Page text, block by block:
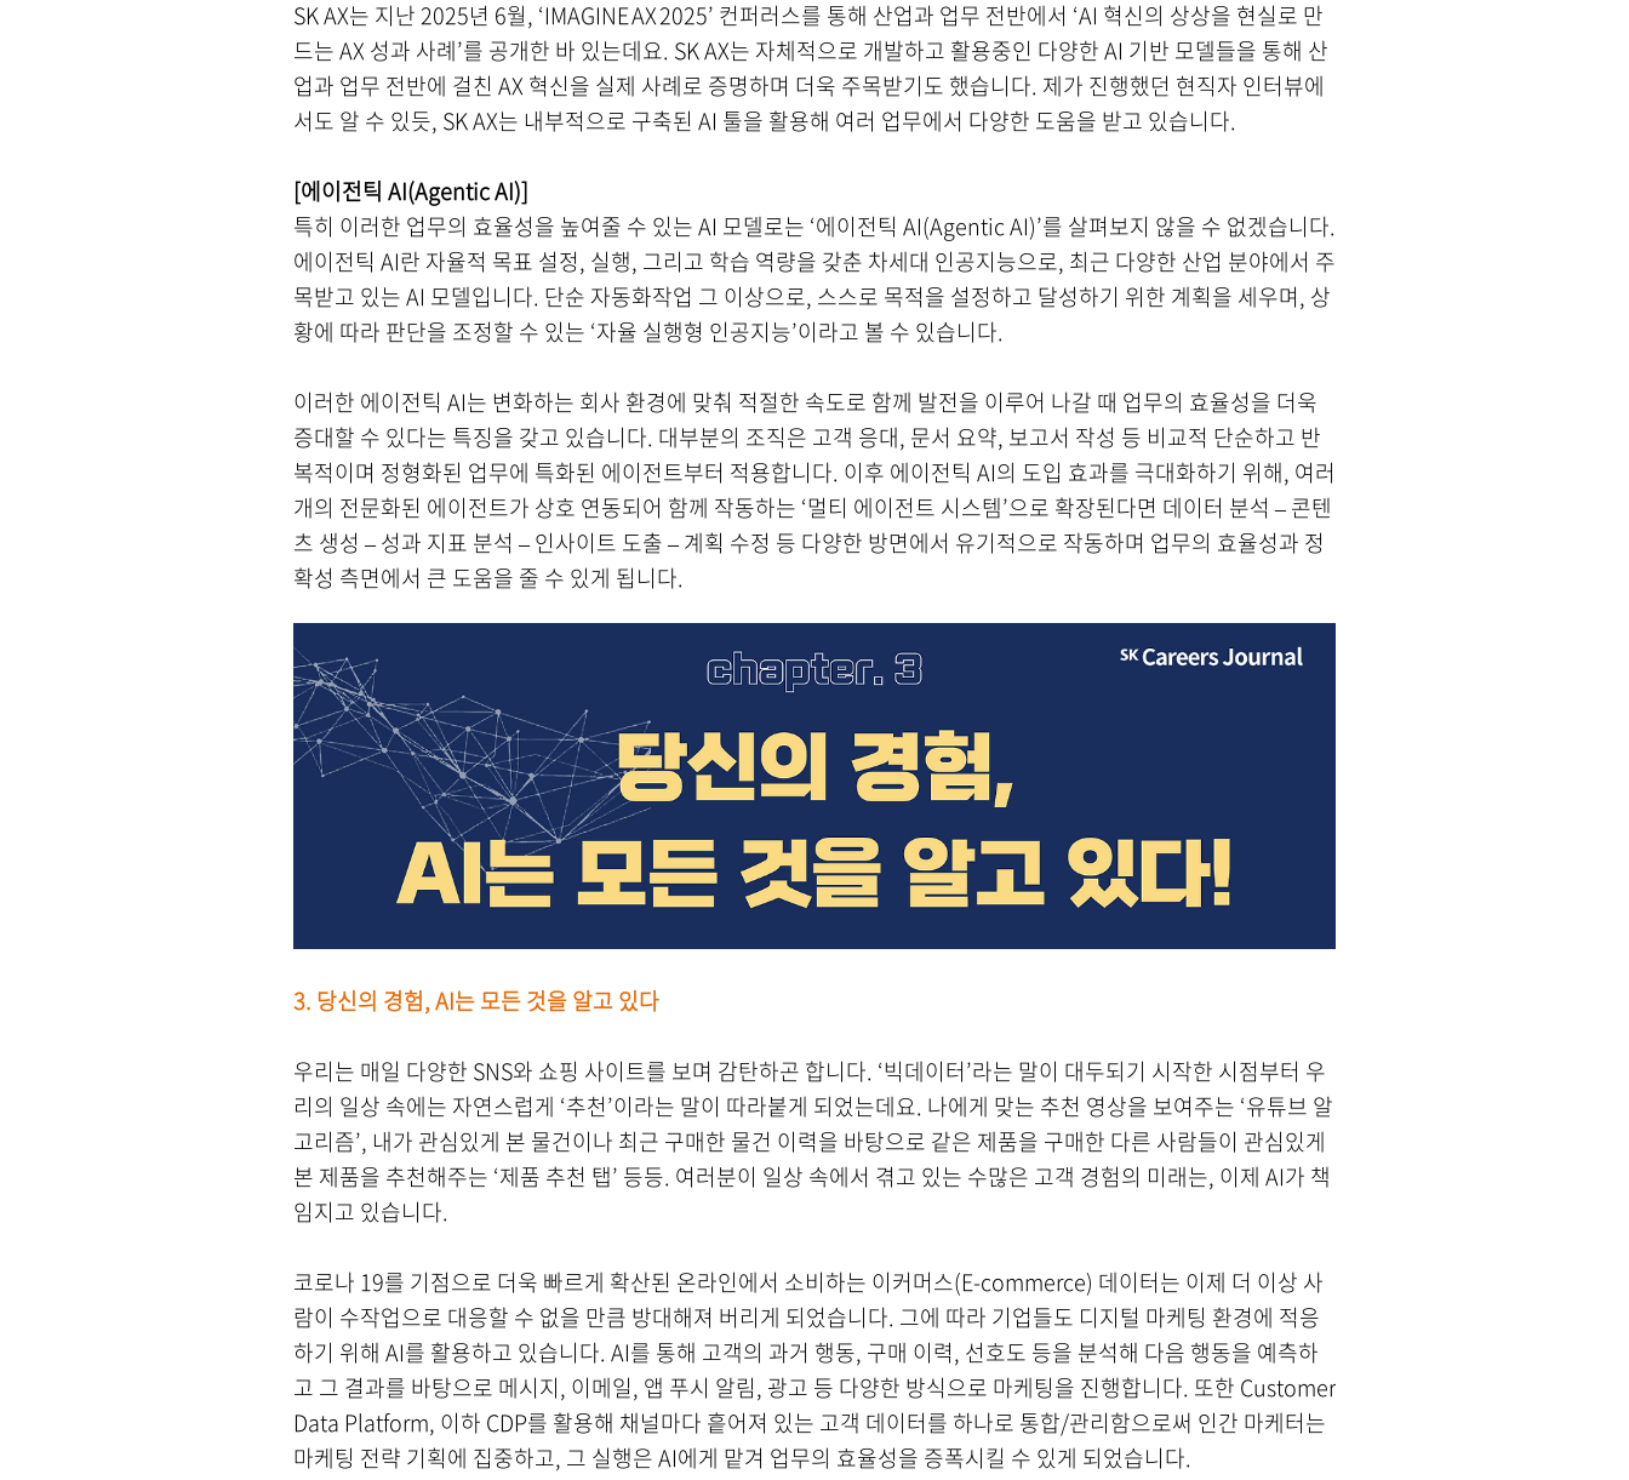
SK AX는 지난 2025년 6월, ‘IMAGINE AX 2025’ 컨퍼러스를 통해 산업과 업무 전반에서 ‘AI 혁신의 상상을 현실로 만
드는 AX 성과 사례’를 공개한 바 있는데요. SK AX는 자체적으로 개발하고 활용중인 다양한 AI 기반 모델들을 통해 산
업과 업무 전반에 걸친 AX 혁신을 실제 사례로 증명하며 더욱 주목받기도 했습니다. 제가 진행했던 현직자 인터뷰에
서도 알 수 있듯, SK AX는 내부적으로 구축된 AI 툴을 활용해 여러 업무에서 다양한 도움을 받고 있습니다.
[에이전틱 AI(Agentic AI)]
특히 이러한 업무의 효율성을 높여줄 수 있는 AI 모델로는 ‘에이전틱 AI(Agentic AI)’를 살펴보지 않을 수 없겠습니다.
에이전틱 AI란 자율적 목표 설정, 실행, 그리고 학습 역량을 갖춘 차세대 인공지능으로, 최근 다양한 산업 분야에서 주
목받고 있는 AI 모델입니다. 단순 자동화작업 그 이상으로, 스스로 목적을 설정하고 달성하기 위한 계획을 세우며, 상
황에 따라 판단을 조정할 수 있는 ‘자율 실행형 인공지능’이라고 볼 수 있습니다.
이러한 에이전틱 AI는 변화하는 회사 환경에 맞춰 적절한 속도로 함께 발전을 이루어 나갈 때 업무의 효율성을 더욱
증대할 수 있다는 특징을 갖고 있습니다. 대부분의 조직은 고객 응대, 문서 요약, 보고서 작성 등 비교적 단순하고 반
복적이며 정형화된 업무에 특화된 에이전트부터 적용합니다. 이후 에이전틱 AI의 도입 효과를 극대화하기 위해, 여러
개의 전문화된 에이전트가 상호 연동되어 함께 작동하는 ‘멀티 에이전트 시스템’으로 확장된다면 데이터 분석 – 콘텐
츠 생성 – 성과 지표 분석 – 인사이트 도출 – 계획 수정 등 다양한 방면에서 유기적으로 작동하며 업무의 효율성과 정
확성 측면에서 큰 도움을 줄 수 있게 됩니다.
3. 당신의 경험, AI는 모든 것을 알고 있다
우리는 매일 다양한 SNS와 쇼핑 사이트를 보며 감탄하곤 합니다. ‘빅데이터’라는 말이 대두되기 시작한 시점부터 우
리의 일상 속에는 자연스럽게 ‘추천’이라는 말이 따라붙게 되었는데요. 나에게 맞는 추천 영상을 보여주는 ‘유튜브 알
고리즘’, 내가 관심있게 본 물건이나 최근 구매한 물건 이력을 바탕으로 같은 제품을 구매한 다른 사람들이 관심있게
본 제품을 추천해주는 ‘제품 추천 탭’ 등등. 여러분이 일상 속에서 겪고 있는 수많은 고객 경험의 미래는, 이제 AI가 책
임지고 있습니다.
코로나 19를 기점으로 더욱 빠르게 확산된 온라인에서 소비하는 이커머스(E-commerce) 데이터는 이제 더 이상 사
람이 수작업으로 대응할 수 없을 만큼 방대해져 버리게 되었습니다. 그에 따라 기업들도 디지털 마케팅 환경에 적응
하기 위해 AI를 활용하고 있습니다. AI를 통해 고객의 과거 행동, 구매 이력, 선호도 등을 분석해 다음 행동을 예측하
고 그 결과를 바탕으로 메시지, 이메일, 앱 푸시 알림, 광고 등 다양한 방식으로 마케팅을 진행합니다. 또한 Customer
Data Platform, 이하 CDP를 활용해 채널마다 흩어져 있는 고객 데이터를 하나로 통합/관리함으로써 인간 마케터는
마케팅 전략 기획에 집중하고, 그 실행은 AI에게 맡겨 업무의 효율성을 증폭시킬 수 있게 되었습니다.